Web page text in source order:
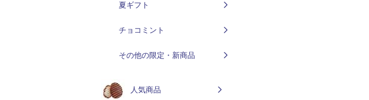
夏ギフト
チョコミント
その他の限定・新商品
人気商品